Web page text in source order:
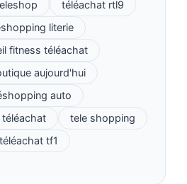
téléachat rtl9
literie
fitness téléachat
aujourd'hui
auto
tele shopping
téléachat tf1